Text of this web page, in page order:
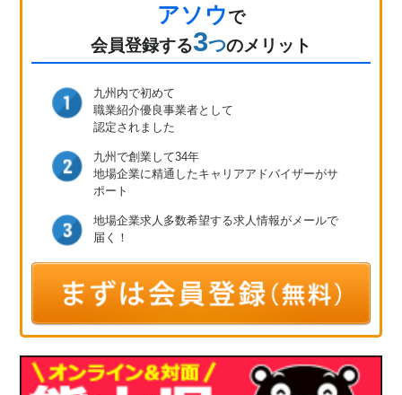
アソウで
会員登録する3つのメリット
九州内で初めて
職業紹介優良事業者として
認定されました
九州で創業して34年
地場企業に精通したキャリアアドバイザーがサ
ポート
地場企業求人多数希望する求人情報が メールで
届く！